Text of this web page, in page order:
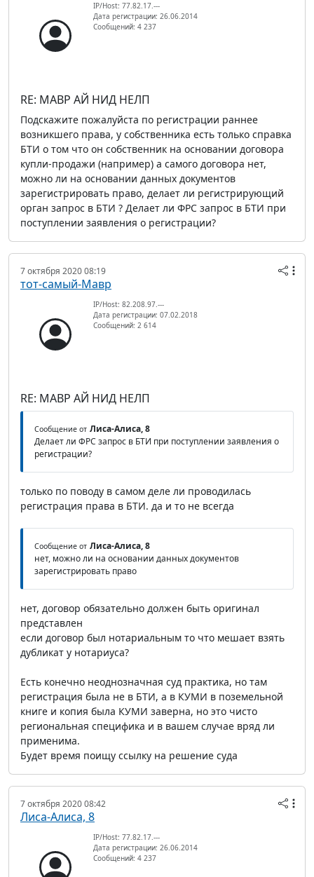
IP/Host: 77.82.17.---
Дата регистрации: 26.06.2014
Сообщений: 4 237
RE: МАВР АЙ НИД НЕЛП
Подскажите пожалуйста по регистрации раннее
возникшего права, у собственника есть только справка
БТИ о том что он собственник на основании договора
купли-продажи (например) а самого договора нет,
можно ли на основании данных документов
зарегистрировать право, делает ли регистрирующий
орган запрос в БТИ ? Делает ли ФРС запрос в БТИ при
поступлении заявления о регистрации?
7 октября 2020 08:19
тот-самый-Мавр
IP/Host: 82.208.97.---
Дата регистрации: 07.02.2018
Сообщений: 2 614
RE: МАВР АЙ НИД НЕЛП
Сообщение от Лиса-Алиса, 8
Делает ли ФРС запрос в БТИ при поступлении заявления о
регистрации?
только по поводу в самом деле ли проводилась
регистрация права в БТИ. да и то не всегда
Сообщение от Лиса-Алиса, 8
нет, можно ли на основании данных документов
зарегистрировать право
нет, договор обязательно должен быть оригинал
представлен
если договор был нотариальным то что мешает взять
дубликат у нотариуса?
Есть конечно неоднозначная суд практика, но там
регистрация была не в БТИ, а в КУМИ в поземельной
книге и копия была КУМИ заверна, но это чисто
региональная специфика и в вашем случае вряд ли
применима.
Будет время поищу ссылку на решение суда
7 октября 2020 08:42
Лиса-Алиса, 8
IP/Host: 77.82.17.---
Дата регистрации: 26.06.2014
Сообщений: 4 237